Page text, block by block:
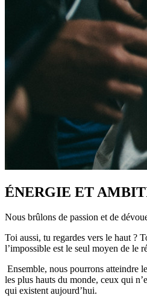
ÉNERGIE ET
Nous brûlons de passion et de
Toi aussi, tu regardes vers le haut ?
l’impossible est le seul moyen de le
Ensemble, nous pourrons atteindre
les plus hauts du monde, ceux qui
qui existent aujourd’hui.